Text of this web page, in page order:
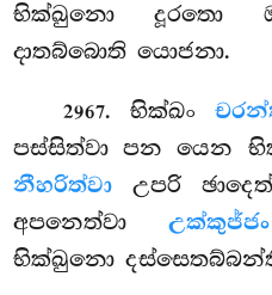
භික්ඛුනො දූරතො
දාතබ්බොති යොජනා.
2967. භික්ඛං
පස්සිත්වා පන යෙන
නීහරිත්වා උපරි
අපනෙත්වාඋක්කුජ්ජං
භික්ඛුනො